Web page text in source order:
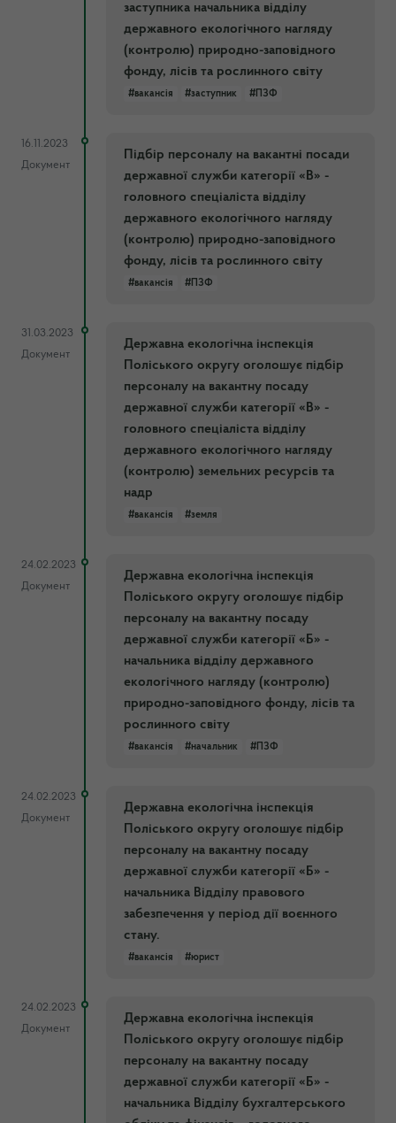
заступника начальника відділу
державного екологічного нагляду
(контролю) природно-заповідного
фонду, лісів та рослинного світу
#вакансія #заступник #ПЗФ
16.11.2023
Документ
Підбір персоналу на вакантні посади
державної служби категорії «В» -
головного спеціаліста відділу
державного екологічного нагляду
(контролю) природно-заповідного
фонду, лісів та рослинного світу
#вакансія #ПЗФ
31.03.2023
Документ
Державна екологічна інспекція
Поліського округу оголошує підбір
персоналу на вакантну посаду
державної служби категорії «В» -
головного спеціаліста відділу
державного екологічного нагляду
(контролю) земельних ресурсів та
надр
#вакансія #земля
24.02.2023
Документ
Державна екологічна інспекція
Поліського округу оголошує підбір
персоналу на вакантну посаду
державної служби категорії «Б» -
начальника відділу державного
екологічного нагляду (контролю)
природно-заповідного фонду, лісів та
рослинного світу
#вакансія #начальник #ПЗФ
24.02.2023
Документ
Державна екологічна інспекція
Поліського округу оголошує підбір
персоналу на вакантну посаду
державної служби категорії «Б» -
начальника Відділу правового
забезпечення у період дії воєнного
стану.
#вакансія #юрист
24.02.2023
Документ
Державна екологічна інспекція
Поліського округу оголошує підбір
персоналу на вакантну посаду
державної служби категорії «Б» -
начальника Відділу бухгалтерського